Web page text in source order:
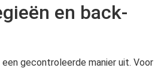
en back-
gecontroleerde manier uit. Voor